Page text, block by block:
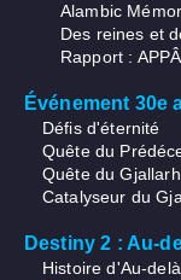
Alambic
Des reines et
Rapport :
Événement 30e
Défis d'éternité
Quête du
Quête du
Catalyseur du
Destiny 2 : Au-
Histoire d'Au-